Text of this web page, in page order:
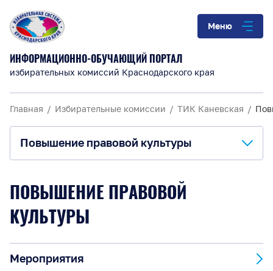
Меню
ИНФОРМАЦИОННО-ОБУЧАЮЩИЙ ПОРТАЛ
избирательных комиссий Краснодарского края
Главная Избирательные комиссии ТИК Каневская
Повышение правовой культуры
Повышение правовой культуры
ПОВЫШЕНИЕ ПРАВОВОЙ
КУЛЬТУРЫ
Мероприятия